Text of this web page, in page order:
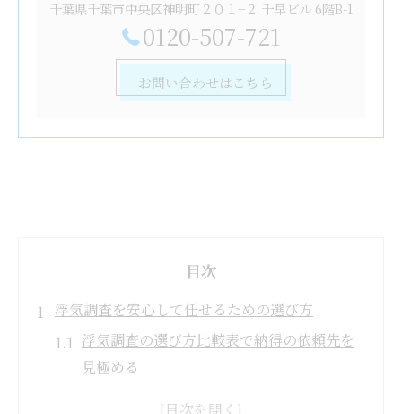
千葉県千葉市中央区神明町２０１−２ 千早ビル 6階B-1
0120-507-721
お問い合わせはこちら
目次
浮気調査を安心して任せるための選び方
浮気調査の選び方比較表で納得の依頼先を
見極める